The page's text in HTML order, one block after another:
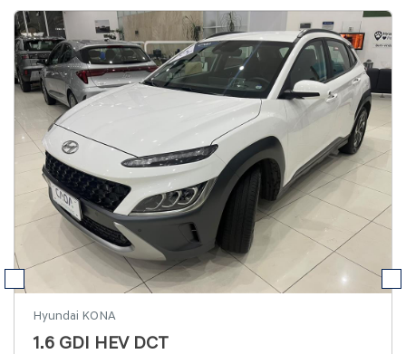
Hyundai KONA
1.6 GDI HEV DCT